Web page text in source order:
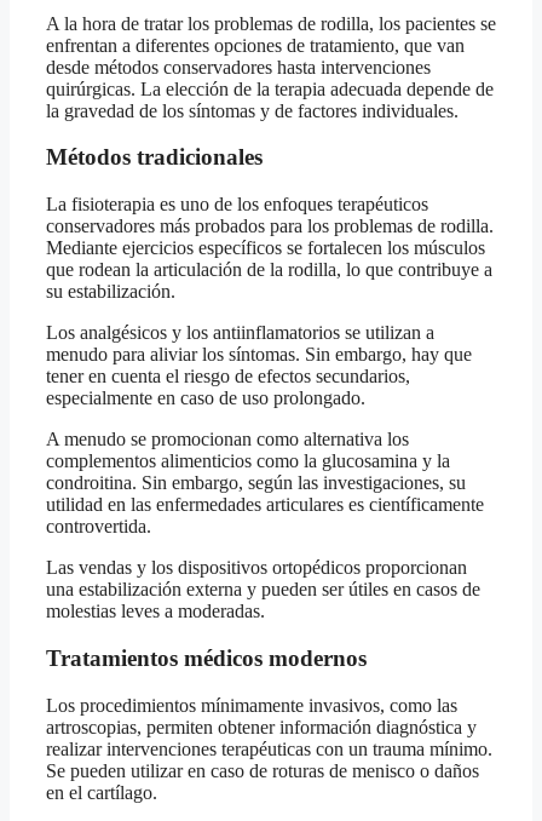
A la hora de tratar los problemas de rodilla, los pacientes se
enfrentan a diferentes opciones de tratamiento, que van
desde métodos conservadores hasta intervenciones
quirúrgicas. La elección de la terapia adecuada depende de
la gravedad de los síntomas y de factores individuales.
Métodos tradicionales
La fisioterapia es uno de los enfoques terapéuticos
conservadores más probados para los problemas de rodilla.
Mediante ejercicios específicos se fortalecen los músculos
que rodean la articulación de la rodilla, lo que contribuye a
su estabilización.
Los analgésicos y los antiinflamatorios se utilizan a
menudo para aliviar los síntomas. Sin embargo, hay que
tener en cuenta el riesgo de efectos secundarios,
especialmente en caso de uso prolongado.
A menudo se promocionan como alternativa los
complementos alimenticios como la glucosamina y la
condroitina. Sin embargo, según las investigaciones, su
utilidad en las enfermedades articulares es científicamente
controvertida.
Las vendas y los dispositivos ortopédicos proporcionan
una estabilización externa y pueden ser útiles en casos de
molestias leves a moderadas.
Tratamientos médicos modernos
Los procedimientos mínimamente invasivos, como las
artroscopias, permiten obtener información diagnóstica y
realizar intervenciones terapéuticas con un trauma mínimo.
Se pueden utilizar en caso de roturas de menisco o daños
en el cartílago.